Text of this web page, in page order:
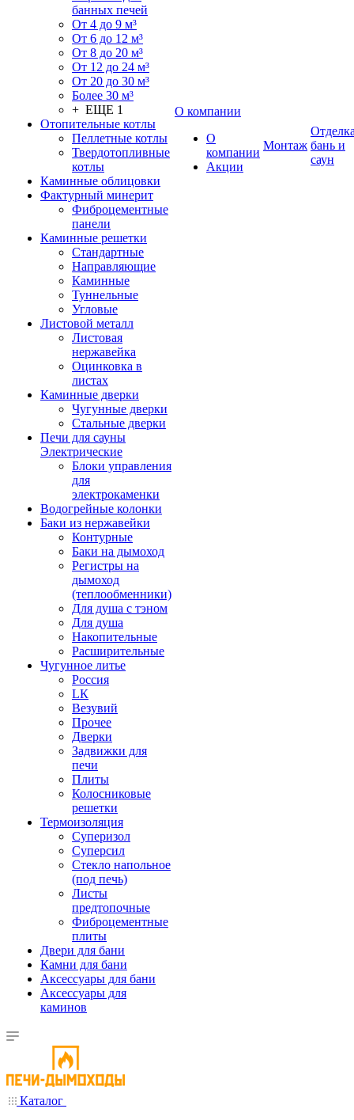
банных печей
От 4 до 9 м³
От 6 до 12 м³
От 8 до 20 м³
От 12 до 24 м³
От 20 до 30 м³
Более 30 м³
+ ЕЩЕ 1
Отопительные котлы
Пеллетные котлы
Твердотопливные
котлы
Каминные облицовки
Фактурный минерит
Фиброцементные
панели
Каминные решетки
Стандартные
Направляющие
Каминные
Туннельные
Угловые
Листовой металл
Листовая
нержавейка
Оцинковка в
листах
Каминные дверки
Чугунные дверки
Стальные дверки
Печи для сауны
Электрические
Блоки управления
для
электрокаменки
Водогрейные колонки
Баки из нержавейки
Контурные
Баки на дымоход
Регистры на
дымоход
(теплообменники)
Для душа с тэном
Для душа
Накопительные
Расширительные
Чугунное литье
Россия
LК
Везувий
Прочее
Дверки
Задвижки для
печи
Плиты
Колосниковые
решетки
Термоизоляция
Суперизол
Суперсил
Стекло напольное
(под печь)
Листы
предтопочные
Фиброцементные
плиты
Двери для бани
Камни для бани
Аксессуары для бани
Аксессуары для
каминов
О компании
О
компании
Акции
Монтаж бань и
саун
Каталог